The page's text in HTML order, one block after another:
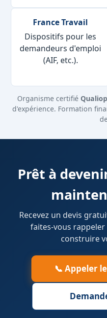
France Travail
Dispositifs pour les
demandeurs d'emploi
(AIF, etc.).
Organisme certifié
d'expérience. Formation
Prêt à
Recevez un devis
faites-vous
construire
📞 Appeler